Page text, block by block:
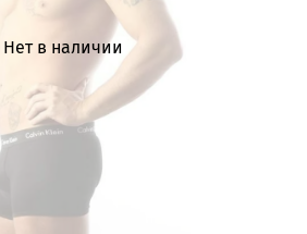
Нет в наличии